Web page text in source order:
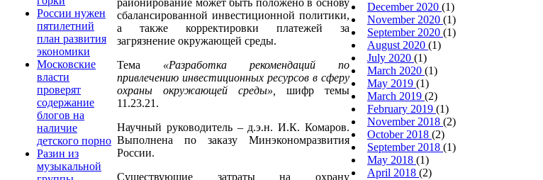
России нужен
пятилетний
план развития
экономики
Московские
власти
проверят
содержание
блогов на
наличие
детского порно
Разин из
музыкальной
сбалансированной инвестиционной политики,
а также корректировки платежей за
загрязнение окружающей среды.
Тема «Разработка рекомендаций по
привлечению инвестиционных ресурсов в сферу
охраны окружающей среды»,
шифр темы
11.23.21.
Научный руководитель – д.э.н. И.К. Комаров.
Выполнена по заказу Минэкономразвития
России.
Существующие затраты на охрану
December 2020 (1)
November 2020 (1)
September 2020 (1)
August 2020 (1)
July 2020 (1)
March 2020 (1)
May 2019 (1)
March 2019 (2)
February 2019 (1)
November 2018 (2)
October 2018 (2)
September 2018 (1)
May 2018 (1)
April 2018 (2)